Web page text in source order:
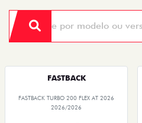
FASTBACK
FASTBACK TURBO 200 FLEX AT 2026
2026/2026